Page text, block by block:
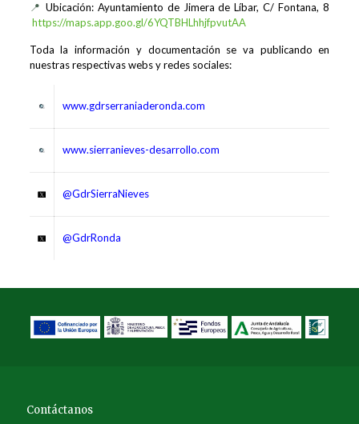
📍 Ubicación: Ayuntamiento de Jimera de Líbar, C/ Fontana, 8
https://maps.app.goo.gl/6YQTBHLhhjfpvutAA
Toda la información y documentación se va publicando en
nuestras respectivas webs y redes sociales:
www.gdrserraniaderonda.com
www.sierranieves-desarrollo.com
@GdrSierraNieves
@GdrRonda
Contáctanos